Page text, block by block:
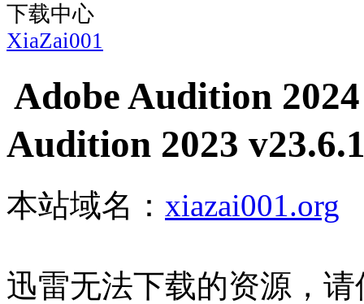
下载中心
XiaZai001
Adobe Audition
Audition 2023
本站域名： xiazai001.org
迅雷无法下载的资源，请